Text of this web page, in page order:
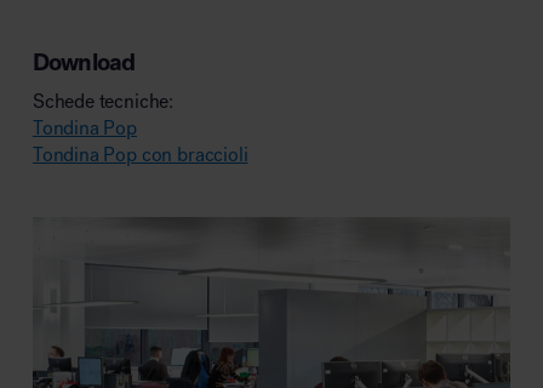
Download
Schede tecniche:
Tondina Pop
Tondina Pop con braccioli